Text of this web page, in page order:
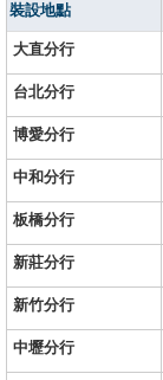
裝設地點
大直分行
台北分行
博愛分行
中和分行
板橋分行
新莊分行
新竹分行
中壢分行